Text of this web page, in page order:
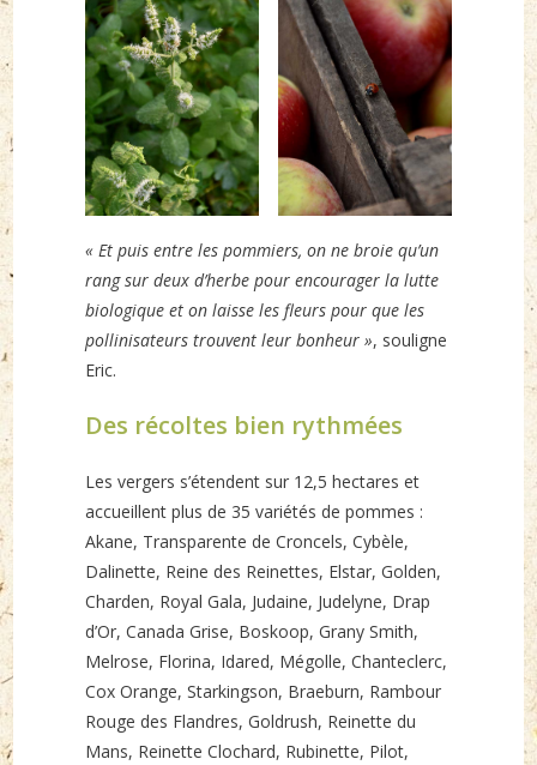
« Et puis entre les pommiers, on ne broie qu’un
rang sur deux d’herbe pour encourager la lutte
biologique et on laisse les fleurs pour que les
pollinisateurs trouvent leur bonheur », souligne
Eric.
Des récoltes bien rythmées
Les vergers s’étendent sur 12,5 hectares et
accueillent plus de 35 variétés de pommes :
Akane, Transparente de Croncels, Cybèle,
Dalinette, Reine des Reinettes, Elstar, Golden,
Charden, Royal Gala, Judaine, Judelyne, Drap
d’Or, Canada Grise, Boskoop, Grany Smith,
Melrose, Florina, Idared, Mégolle, Chanteclerc,
Cox Orange, Starkingson, Braeburn, Rambour
Rouge des Flandres, Goldrush, Reinette du
Mans, Reinette Clochard, Rubinette, Pilot,